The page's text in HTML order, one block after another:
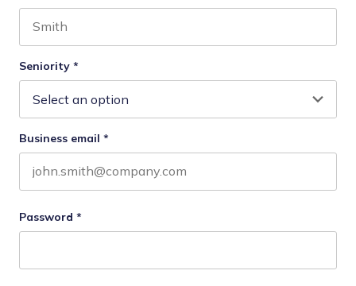
Seniority *
Business email *
Password *